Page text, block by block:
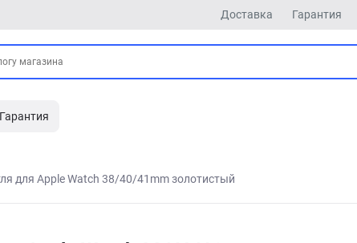
Доставка Гарантия
Гарантия
для Apple Watch 38/40/41mm золотистый